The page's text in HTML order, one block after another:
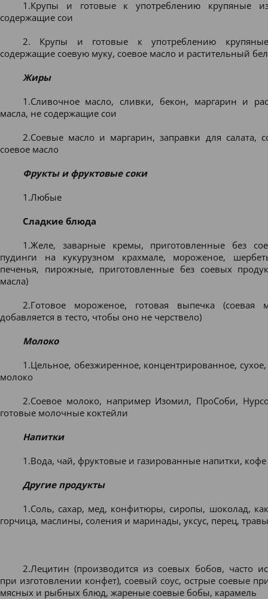
1.Крупы и готовые к употреблению крупяные
содержащие сои
2. Крупы и готовые к употреблению
содержащие соевую муку, соевое масло и растительный
Жиры
1.Сливочное масло, сливки, бекон, маргарин и
масла, не содержащие сои
2.Соевые масло и маргарин, заправки для салата,
соевое масло
Фрукты и фруктовые соки
1.Любые
Сладкие блюда
1.Желе, заварные кремы, приготовленные без
пудинги на кукурузном крахмале, мороженое,
печенья, пирожные, приготовленные без соевых
масла)
2.Готовое мороженое, готовая выпечка (соевая
добавляется в тесто, чтобы оно не черствело)
Молоко
1.Цельное, обезжиренное, концентрированное,
молоко
2.Соевое молоко, например Изомил, ПроСоби,
готовые молочные коктейли
Напитки
1.Вода, чай, фруктовые и газированные напитки, кофе
Другие продукты
1.Соль, сахар, мед, конфитюры, сиропы, шоколад,
горчица, маслины, соления и маринады, уксус, перец,
2.Лецитин (производится из соевых бобов, часто
при изготовлении конфет), соевый соус, острые соевые
мясных и рыбных блюд, жареные соевые бобы, карамель